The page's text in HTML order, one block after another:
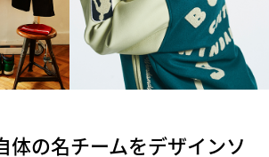
体の名チームをデザインソ